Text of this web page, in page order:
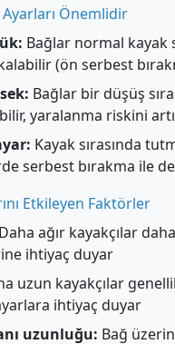
Önemlidir
Bağlar normal kayak
(ön serbest
Bağlar bir düşüş
yaralanma riskini
Kayak sırasında
serbest bırakma ile
Etkileyen Faktörler
Daha ağır kayakçılar
ihtiyaç duyar
uzun kayakçılar
ihtiyaç duyar
uzunluğu: Bağ